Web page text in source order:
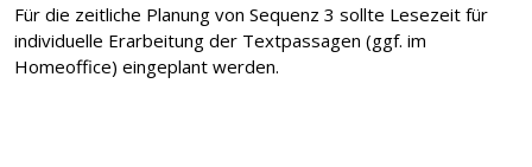
Für die zeitliche Planung von Sequenz 3 sollte Lesezeit für
individuelle Erarbeitung der Textpassagen (ggf. im
Homeoffice) eingeplant werden.